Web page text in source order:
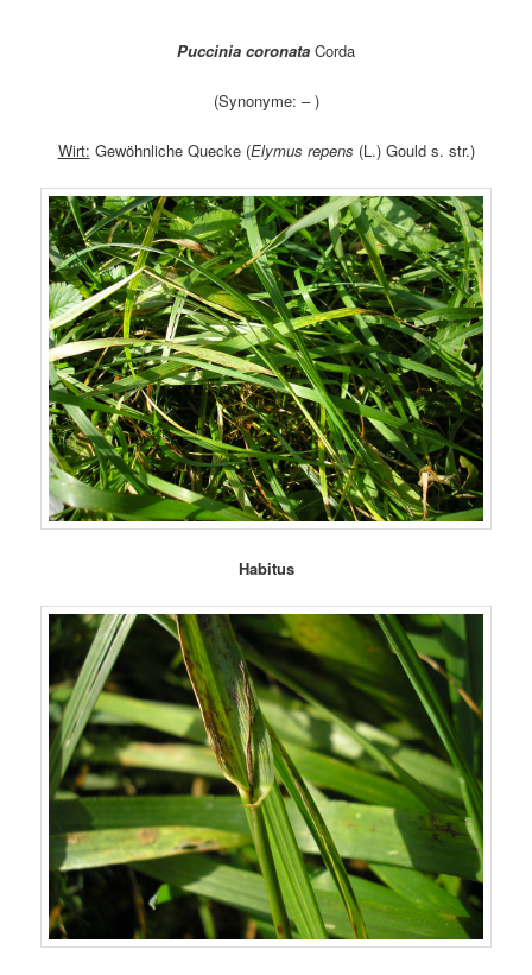
Puccinia coronata Corda
(Synonyme: – )
Wirt: Gewöhnliche Quecke (Elymus repens (L.) Gould s. str.)
Habitus